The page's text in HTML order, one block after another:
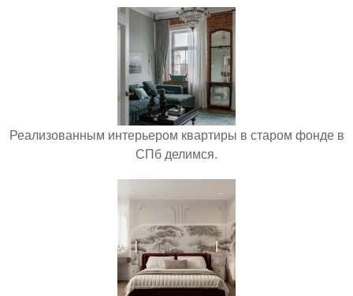
Реализованным интерьером квартиры в старом фонде в
СПб делимся.